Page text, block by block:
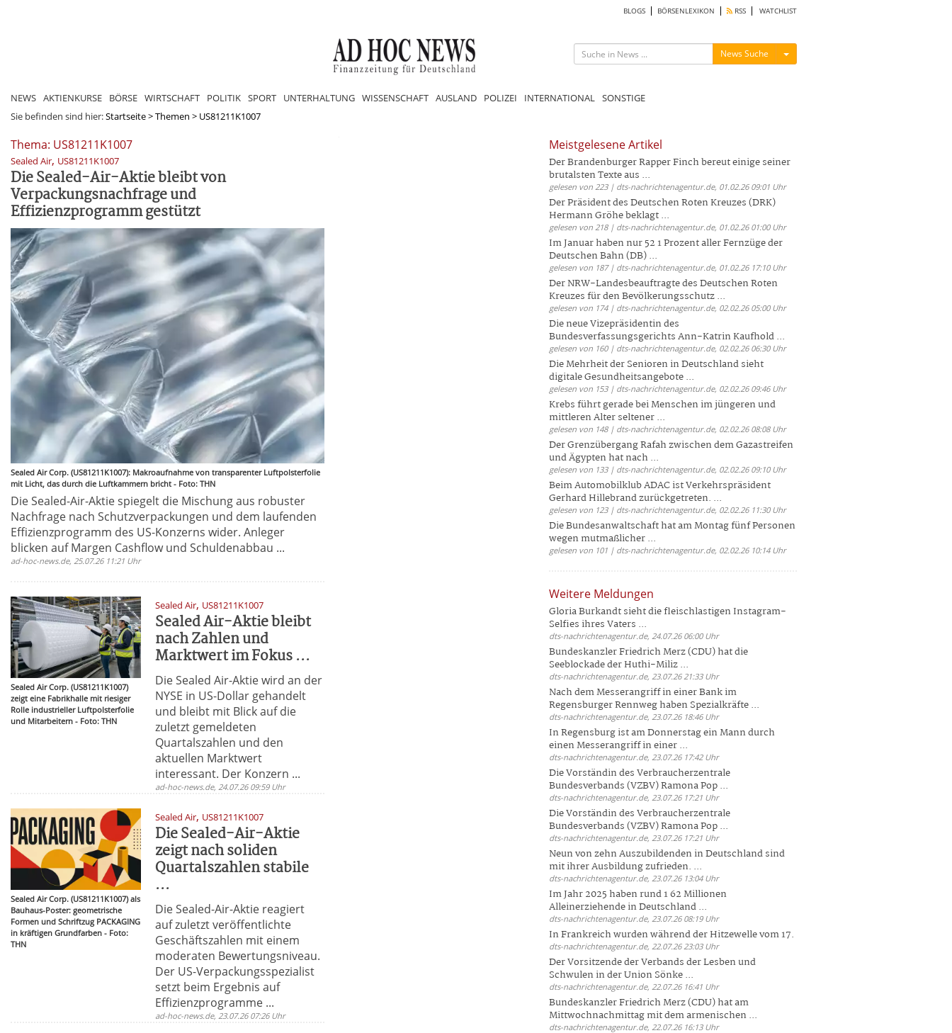
BLOGS BÖRSENLEXIKON RSS WATCHLIST
News Suche Menü ein-/ausblenden
NEWS AKTIENKURSE BÖRSE WIRTSCHAFT POLITIK SPORT UNTERHALTUNG WISSENSCHAFT AUSLAND POLIZEI INTERNATIONAL SONSTIGE
Sie befinden sind hier:Startseite>Themen > US81211K1007
Thema: US81211K1007
Sealed Air, US81211K1007
Die Sealed-Air-Aktie bleibt von
Verpackungsnachfrage und
Effizienzprogramm gestützt
Sealed Air Corp. (US81211K1007): Makroaufnahme von transparenter Luftpolsterfolie
mit Licht, das durch die Luftkammern bricht - Foto: THN
Die Sealed-Air-Aktie spiegelt die Mischung aus robuster
Nachfrage nach Schutzverpackungen und dem laufenden
Effizienzprogramm des US-Konzerns wider. Anleger
blicken auf Margen Cashflow und Schuldenabbau ...
ad-hoc-news.de, 25.07.26 11:21 Uhr
Sealed Air Corp. (US81211K1007)
zeigt eine Fabrikhalle mit riesiger
Rolle industrieller Luftpolsterfolie
und Mitarbeitern - Foto: THN
Sealed Air, US81211K1007
Sealed Air-Aktie bleibt
nach Zahlen und
Marktwert im Fokus ...
Die Sealed Air-Aktie wird an der
NYSE in US-Dollar gehandelt
und bleibt mit Blick auf die
zuletzt gemeldeten
Quartalszahlen und den
aktuellen Marktwert
interessant. Der Konzern ...
ad-hoc-news.de, 24.07.26 09:59 Uhr
Sealed Air Corp. (US81211K1007) als
Bauhaus-Poster: geometrische
Formen und Schriftzug PACKAGING
in kräftigen Grundfarben - Foto:
THN
Sealed Air, US81211K1007
Die Sealed-Air-Aktie
zeigt nach soliden
Quartalszahlen stabile
...
Die Sealed-Air-Aktie reagiert
auf zuletzt veröffentlichte
Geschäftszahlen mit einem
moderaten Bewertungsniveau.
Der US-Verpackungsspezialist
setzt beim Ergebnis auf
Effizienzprogramme ...
ad-hoc-news.de, 23.07.26 07:26 Uhr
Meistgelesene Artikel
Der Brandenburger Rapper Finch bereut einige seiner
brutalsten Texte aus ...
gelesen von 223 | dts-nachrichtenagentur.de, 01.02.26 09:01 Uhr
Der Präsident des Deutschen Roten Kreuzes (DRK)
Hermann Gröhe beklagt ...
gelesen von 218 | dts-nachrichtenagentur.de, 01.02.26 01:00 Uhr
Im Januar haben nur 52 1 Prozent aller Fernzüge der
Deutschen Bahn (DB) ...
gelesen von 187 | dts-nachrichtenagentur.de, 01.02.26 17:10 Uhr
Der NRW-Landesbeauftragte des Deutschen Roten
Kreuzes für den Bevölkerungsschutz ...
gelesen von 174 | dts-nachrichtenagentur.de, 02.02.26 05:00 Uhr
Die neue Vizepräsidentin des
Bundesverfassungsgerichts Ann-Katrin Kaufhold ...
gelesen von 160 | dts-nachrichtenagentur.de, 02.02.26 06:30 Uhr
Die Mehrheit der Senioren in Deutschland sieht
digitale Gesundheitsangebote ...
gelesen von 153 | dts-nachrichtenagentur.de, 02.02.26 09:46 Uhr
Krebs führt gerade bei Menschen im jüngeren und
mittleren Alter seltener ...
gelesen von 148 | dts-nachrichtenagentur.de, 02.02.26 08:08 Uhr
Der Grenzübergang Rafah zwischen dem Gazastreifen
und Ägypten hat nach ...
gelesen von 133 | dts-nachrichtenagentur.de, 02.02.26 09:10 Uhr
Beim Automobilklub ADAC ist Verkehrspräsident
Gerhard Hillebrand zurückgetreten. ...
gelesen von 123 | dts-nachrichtenagentur.de, 02.02.26 11:30 Uhr
Die Bundesanwaltschaft hat am Montag fünf Personen
wegen mutmaßlicher ...
gelesen von 101 | dts-nachrichtenagentur.de, 02.02.26 10:14 Uhr
Weitere Meldungen
Gloria Burkandt sieht die fleischlastigen Instagram-
Selfies ihres Vaters ...
dts-nachrichtenagentur.de, 24.07.26 06:00 Uhr
Bundeskanzler Friedrich Merz (CDU) hat die
Seeblockade der Huthi-Miliz ...
dts-nachrichtenagentur.de, 23.07.26 21:33 Uhr
Nach dem Messerangriff in einer Bank im
Regensburger Rennweg haben Spezialkräfte ...
dts-nachrichtenagentur.de, 23.07.26 18:46 Uhr
In Regensburg ist am Donnerstag ein Mann durch
einen Messerangriff in einer ...
dts-nachrichtenagentur.de, 23.07.26 17:42 Uhr
Die Vorständin des Verbraucherzentrale
Bundesverbands (VZBV) Ramona Pop ...
dts-nachrichtenagentur.de, 23.07.26 17:21 Uhr
Die Vorständin des Verbraucherzentrale
Bundesverbands (VZBV) Ramona Pop ...
dts-nachrichtenagentur.de, 23.07.26 17:21 Uhr
Neun von zehn Auszubildenden in Deutschland sind
mit ihrer Ausbildung zufrieden. ...
dts-nachrichtenagentur.de, 23.07.26 13:04 Uhr
Im Jahr 2025 haben rund 1 62 Millionen
Alleinerziehende in Deutschland ...
dts-nachrichtenagentur.de, 23.07.26 08:19 Uhr
In Frankreich wurden während der Hitzewelle vom 17.
dts-nachrichtenagentur.de, 22.07.26 23:03 Uhr
Der Vorsitzende der Verbands der Lesben und
Schwulen in der Union Sönke ...
dts-nachrichtenagentur.de, 22.07.26 16:41 Uhr
Bundeskanzler Friedrich Merz (CDU) hat am
Mittwochnachmittag mit dem armenischen ...
dts-nachrichtenagentur.de, 22.07.26 16:13 Uhr